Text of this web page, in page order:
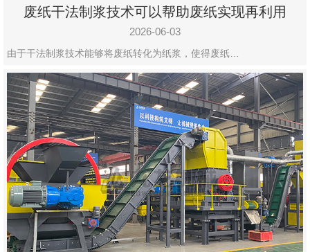
废纸干法制浆技术可以帮助废纸实现再利用
2026-06-03
由于干法制浆技术能够将废纸转化为纸浆，使得废纸…